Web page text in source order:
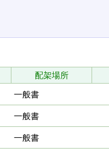
配架場所
一般書
一般書
一般書